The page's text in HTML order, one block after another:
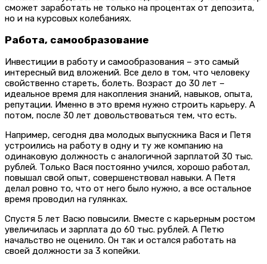
сможет заработать не только на процентах от депозита,
но и на курсовых колебаниях.
Работа, самообразование
Инвестиции в работу и самообразования – это самый
интересный вид вложений. Все дело в том, что человеку
свойственно стареть, болеть. Возраст до 30 лет –
идеальное время для накопления знаний, навыков, опыта,
репутации. Именно в это время нужно строить карьеру. А
потом, после 30 лет довольствоваться тем, что есть.
Например, сегодня два молодых выпускника Вася и Петя
устроились на работу в одну и ту же компанию на
одинаковую должность с аналогичной зарплатой 30 тыс.
рублей. Только Вася постоянно учился, хорошо работал,
повышал свой опыт, совершенствовал навыки. А Петя
делал ровно то, что от него было нужно, а все остальное
время проводил на гулянках.
Спустя 5 лет Васю повысили. Вместе с карьерным ростом
увеличилась и зарплата до 60 тыс. рублей. А Петю
начальство не оценило. Он так и остался работать на
своей должности за 3 копейки.